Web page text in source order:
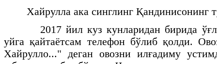
Хайрулла ака синглинг Қандинисонинг
2017 йил куз кунларидан бирида
уйга қайтаётсам телефон бўлиб қолди.
Хайрулло..." деган овозни илғадиму